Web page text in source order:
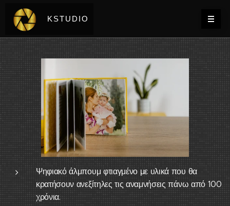
KSTUDIO
Ψηφιακό άλμπουμ φτιαγμένο με υλικά που θα
κρατήσουν ανεξίτηλες τις αναμνήσεις πάνω από 100
χρόνια.